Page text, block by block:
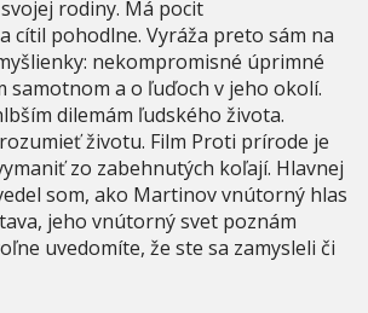
rodiny. Má pocit
cítil pohodlne. Vyráža preto sám na
nekompromisné úprimné
a o ľuďoch v jeho okolí.
dilemám ľudského života.
životu. Film Proti prírode je
zo zabehnutých koľají. Hlavnej
som, ako Martinov vnútorný hlas
jeho vnútorný svet poznám
uvedomíte, že ste sa zamysleli či